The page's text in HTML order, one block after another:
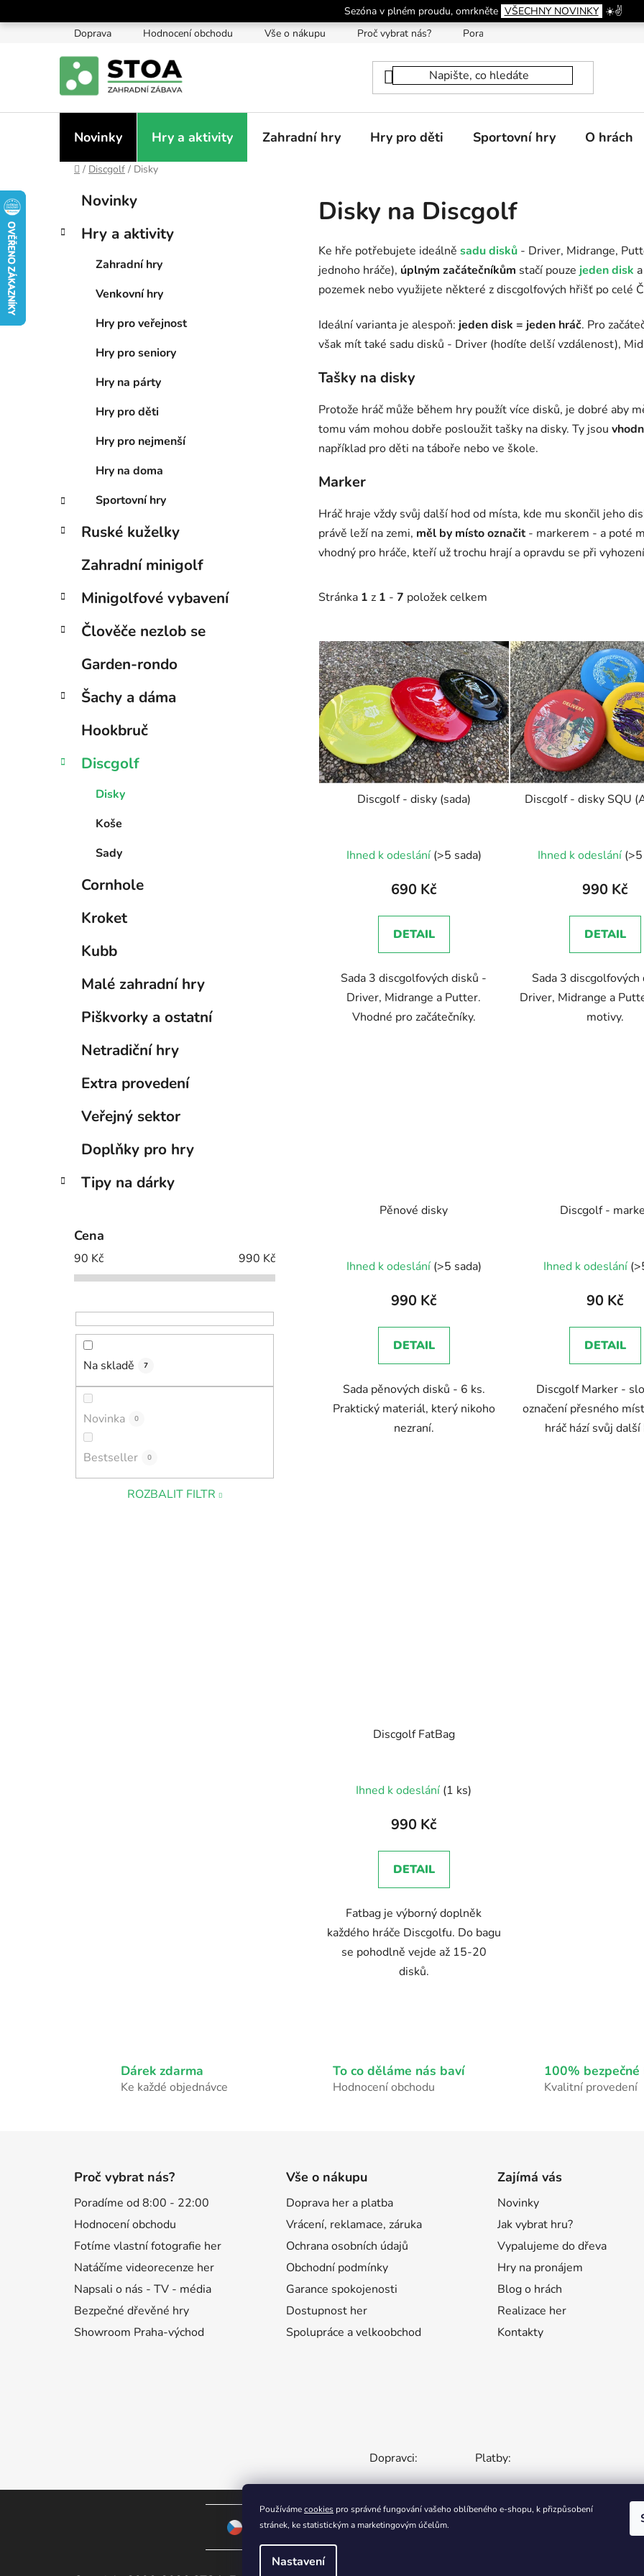
Používámecookies pro správné fungování vašeho oblíbeného e-shopu, k přizpůsobení
stránek, ke statistickým a marketingovým účelům.
Nastavení
na
Sezóna v plném proudu, omrkněte VŠECHNY NOVINKY ☀️✌️
Doprava
Hodnocení obchodu Vše o nákupu Proč vybrat nás? Poradna
Novinky Hry a aktivity Zahradní hry Hry pro děti Sportovní hry O hrách
Domů
/ Discgolf / Disky
s
Přeskočit
kategorie
e
Novinky
Hry a aktivity
Zahradní hry
Venkovní hry
Hry pro veřejnost
Hry pro seniory
Hry na párty
Hry pro děti
Hry pro nejmenší
Hry na doma
Sportovní hry
Ruské kuželky
Zahradní minigolf
Minigolfové vybavení
Člověče nezlob se
Garden-rondo
Šachy a dáma
Hookbruč
Discgolf
Disky
Koše
Sady
Cornhole
Kroket
Kubb
Malé zahradní hry
Piškvorky a ostatní
Netradiční hry
Extra provedení
Veřejný sektor
Doplňky pro hry
Tipy na dárky
Cena
90 Kč 990 Kč
Na skladě 7
Novinka 0
Bestseller 0
ROZBALIT FILTR
Disky na Discgolf
Ke hře potřebujete ideálně sadu disků - Driver, Midrange,
jednoho hráče), úplným začátečníkům stačí pouze jeden disk a
pozemek nebo využijete některé z discgolfových hřišť po celé
Ideální varianta je alespoň: jeden disk = jeden hráč. Pro
však mít také sadu disků - Driver (hodíte delší vzdálenost),
Tašky na disky
Protože hráč může během hry použít více disků, je dobré aby
tomu vám mohou dobře posloužit tašky na disky. Ty jsou
například pro děti na táboře nebo ve škole.
Marker
Hráč hraje vždy svůj další hod od místa, kde mu skončil jeho
právě leží na zemi, měl by místo označit- markerem - a poté
vhodný pro hráče, kteří už trochu hrají a opravdu se při
Stránka 1 z 1 - 7 položek celkem
V
ý
p
i
s
p
r
o
d
Discgolf - disky (sada)
hodnocení
produktu
5,0
z
hvězdiček.
Ihned k odeslání (>5 sada)
690 Kč
DETAIL
Sada 3 discgolfových disků -
Driver, Midrange a Putter.
Vhodné pro začátečníky.
Discgolf - disky SQU
Ihned k odeslání
990 Kč
DETAIL
Sada 3 discgolfových
Driver, Midrange a
motivy.
Pěnové disky
hodnocení
produktu
5,0
z
hvězdiček.
Ihned k odeslání (>5 sada)
990 Kč
DETAIL
Sada pěnových disků - 6 ks.
Praktický materiál, který nikoho
nezraní.
Discgolf -
Ihned k odeslání
90 Kč
DETAIL
Discgolf Marker -
označení přesného
hráč hází svůj další
Discgolf FatBag
Ihned k odeslání (1 ks)
990 Kč
DETAIL
Fatbag je výborný doplněk
každého hráče Discgolfu. Do bagu
se pohodlně vejde až 15-20
disků.
á
d
ý
Dárek zdarma
Ke každé objednávce
To co děláme nás baví
Hodnocení obchodu
100% bezpečné
Kvalitní provedení
Proč vybrat nás?
Poradíme od 8:00 - 22:00
Hodnocení obchodu
Fotíme vlastní fotografie her
Natáčíme videorecenze her
Napsali o nás - TV - média
Bezpečné dřevěné hry
Showroom Praha-východ
Vše o nákupu
Doprava her a platba
Vrácení, reklamace, záruka
Ochrana osobních údajů
Obchodní podmínky
Garance spokojenosti
Dostupnost her
Spolupráce a velkoobchod
Zajímá vás
Novinky
Jak vybrat hru?
Vypalujeme do dřeva
Hry na pronájem
Blog o hrách
Realizace her
Kontakty
Dopravci: Platby:
ČESKÁ REPUBLIKA SLOVENSKO MAĎARSKO